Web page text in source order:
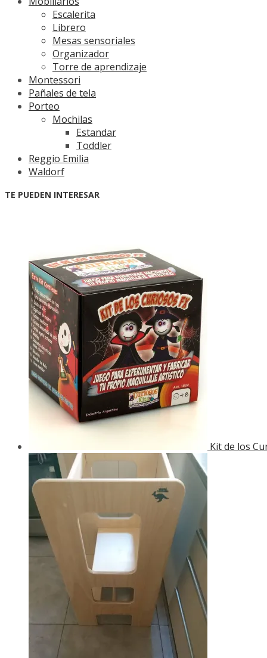
Escalerita
Librero
Mesas sensoriales
Organizador
Torre de aprendizaje
Montessori
Pañales de tela
Porteo
Mochilas
Estandar
Toddler
Reggio Emilia
Waldorf
TE PUEDEN INTERESAR
Kit de los